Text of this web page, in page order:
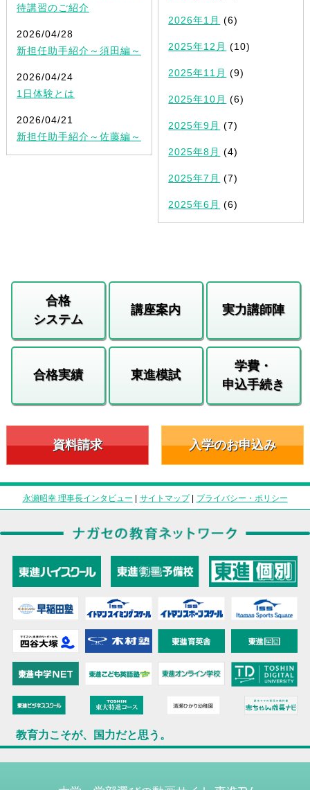
待講習のご紹介
2026/04/28
新担任助手紹介～須田編～
2026/04/24
1日体験とは
2026/04/21
新担任助手紹介～佐藤編～
2026年1月 (6)
2025年12月 (10)
2025年11月 (9)
2025年10月 (6)
2025年9月 (7)
2025年8月 (4)
2025年7月 (7)
2025年6月 (6)
合格
システム
講座案内 実力講師陣
合格実績 東進模試
学費・
申込手続き
資料請求 入学のお申込み
永瀬昭幸 理事長インタビュー | サイトマップ| プライバシー・ポリシー
教育力こそが、国力だと思う。